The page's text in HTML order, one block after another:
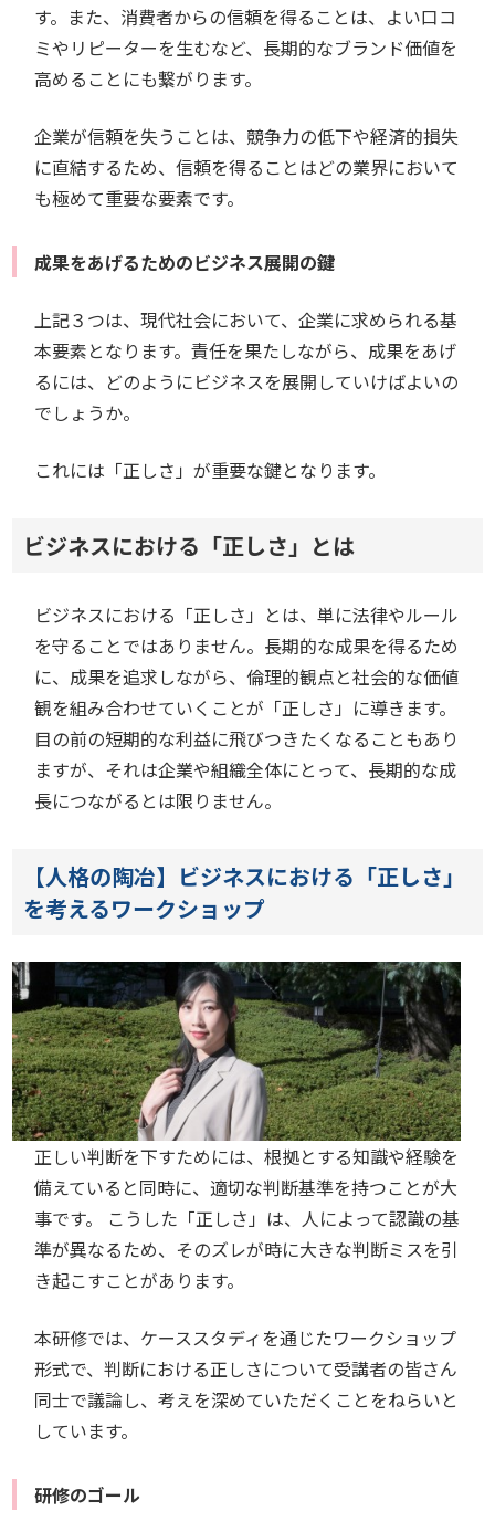
す。また、消費者からの信頼を得ることは、よい口コ
ミやリピーターを生むなど、長期的なブランド価値を
高めることにも繋がります。
企業が信頼を失うことは、競争力の低下や経済的損失
に直結するため、信頼を得ることはどの業界において
も極めて重要な要素です。
成果をあげるためのビジネス展開の鍵
上記３つは、現代社会において、企業に求められる基
本要素となります。責任を果たしながら、成果をあげ
るには、どのようにビジネスを展開していけばよいの
でしょうか。
これには「正しさ」が重要な鍵となります。
ビジネスにおける「正しさ」とは
ビジネスにおける「正しさ」とは、単に法律やルール
を守ることではありません。長期的な成果を得るため
に、成果を追求しながら、倫理的観点と社会的な価値
観を組み合わせていくことが「正しさ」に導きます。
目の前の短期的な利益に飛びつきたくなることもあり
ますが、それは企業や組織全体にとって、長期的な成
長につながるとは限りません。
【人格の陶冶】ビジネスにおける「正しさ」
を考えるワークショップ
正しい判断を下すためには、根拠とする知識や経験を
備えていると同時に、適切な判断基準を持つことが大
事です。 こうした「正しさ」は、人によって認識の基
準が異なるため、そのズレが時に大きな判断ミスを引
き起こすことがあります。
本研修では、ケーススタディを通じたワークショップ
形式で、判断における正しさについて受講者の皆さん
同士で議論し、考えを深めていただくことをねらいと
しています。
研修のゴール